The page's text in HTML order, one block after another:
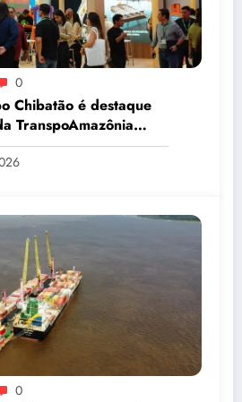
0
Chibatão é destaque
TranspoAmazônia
0